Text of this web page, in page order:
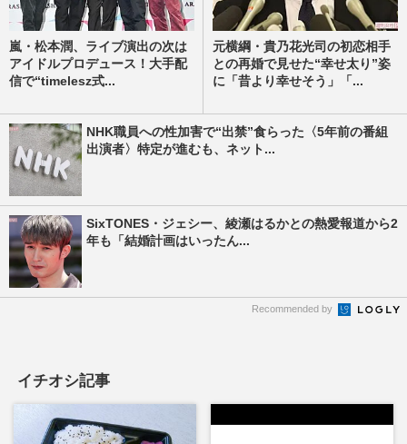
嵐・松本潤、ライブ演出の次は
アイドルプロデュース！大手配
信で“timelesz式...
元横綱・貴乃花光司の初恋相手
との再婚で見せた“幸せ太り”姿
に「昔より幸せそう」「...
NHK職員への性加害で“出禁”食らった〈5年前の番組
出演者〉特定が進むも、ネット...
SixTONES・ジェシー、綾瀬はるかとの熱愛報道から2
年も「結婚計画はいったん...
Recommended by
イチオシ記事